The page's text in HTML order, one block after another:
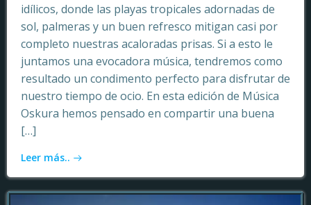
idílicos, donde las playas tropicales adornadas de
sol, palmeras y un buen refresco mitigan casi por
completo nuestras acaloradas prisas. Si a esto le
juntamos una evocadora música, tendremos como
resultado un condimento perfecto para disfrutar de
nuestro tiempo de ocio. En esta edición de Música
Oskura hemos pensado en compartir una buena
[…]
Leer más..